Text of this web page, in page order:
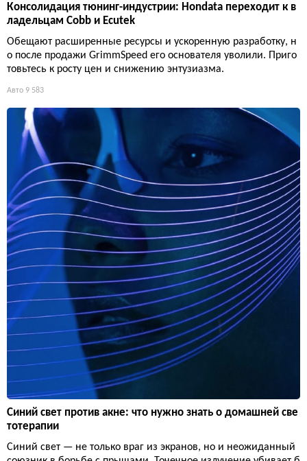
Консолидация тюнинг-индустрии: Hondata переходит к в
ладельцам Cobb и Ecutek
Обещают расширенные ресурсы и ускоренную разработку, н
о после продажи GrimmSpeed его основателя уволили. Приго
товьтесь к росту цен и снижению энтузиазма.
Авто 9 583
Синий свет против акне: что нужно знать о домашней све
тотерапии
Синий свет — не только враг из экранов, но и неожиданный